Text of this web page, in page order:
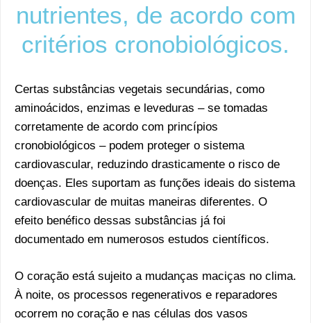
nutrientes, de acordo com
critérios cronobiológicos.
Certas substâncias vegetais secundárias, como
aminoácidos, enzimas e leveduras – se tomadas
corretamente de acordo com princípios
cronobiológicos – podem proteger o sistema
cardiovascular, reduzindo drasticamente o risco de
doenças. Eles suportam as funções ideais do sistema
cardiovascular de muitas maneiras diferentes. O
efeito benéfico dessas substâncias já foi
documentado em numerosos estudos científicos.
O coração está sujeito a mudanças maciças no clima.
À noite, os processos regenerativos e reparadores
ocorrem no coração e nas células dos vasos